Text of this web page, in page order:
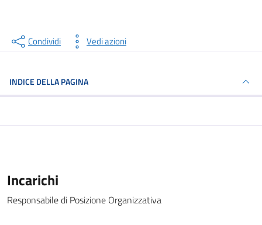
Condividi Vedi azioni
INDICE DELLA PAGINA
Incarichi
Responsabile di Posizione Organizzativa